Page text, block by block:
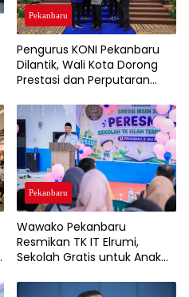
Pekanbaru
Pengurus KONI Pekanbaru
Dilantik, Wali Kota Dorong
Prestasi dan Perputaran
Olahraga
Pekanbaru
Wawako Pekanbaru
Resmikan TK IT Elrumi,
Sekolah Gratis untuk Anak
Wajib Belajar 13 Tahun